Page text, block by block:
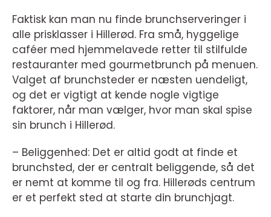
Faktisk kan man nu finde brunchserveringer i
alle prisklasser i Hillerød. Fra små, hyggelige
caféer med hjemmelavede retter til stilfulde
restauranter med gourmetbrunch på menuen.
Valget af brunchsteder er næsten uendeligt,
og det er vigtigt at kende nogle vigtige
faktorer, når man vælger, hvor man skal spise
sin brunch i Hillerød.
– Beliggenhed: Det er altid godt at finde et
brunchsted, der er centralt beliggende, så det
er nemt at komme til og fra. Hillerøds centrum
er et perfekt sted at starte din brunchjagt.